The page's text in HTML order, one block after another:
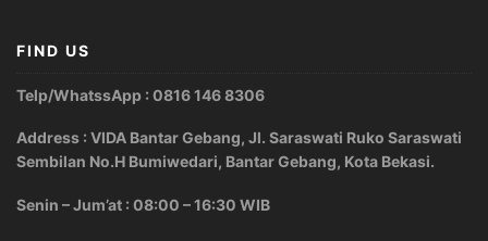
FIND US
Telp/WhatssApp : 0816 146 8306
Address : VIDA Bantar Gebang, Jl. Saraswati Ruko Saraswati
Sembilan No.H Bumiwedari, Bantar Gebang, Kota Bekasi.
Senin – Jum’at : 08:00 – 16:30 WIB